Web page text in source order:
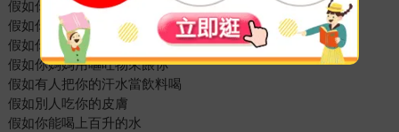
假如你一頓飯能吃掉850根香腸
假如你能撂倒一頭母獅子
假如你能吃掉一盤水母
假如你媽媽用嘔吐物來餵你
假如有人把你的汗水當飲料喝
假如別人吃你的皮膚
假如你能喝上百升的水